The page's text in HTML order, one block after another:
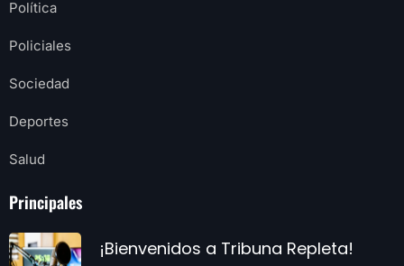
Política
Policiales
Sociedad
Deportes
Salud
Principales
¡Bienvenidos a Tribuna Repleta!